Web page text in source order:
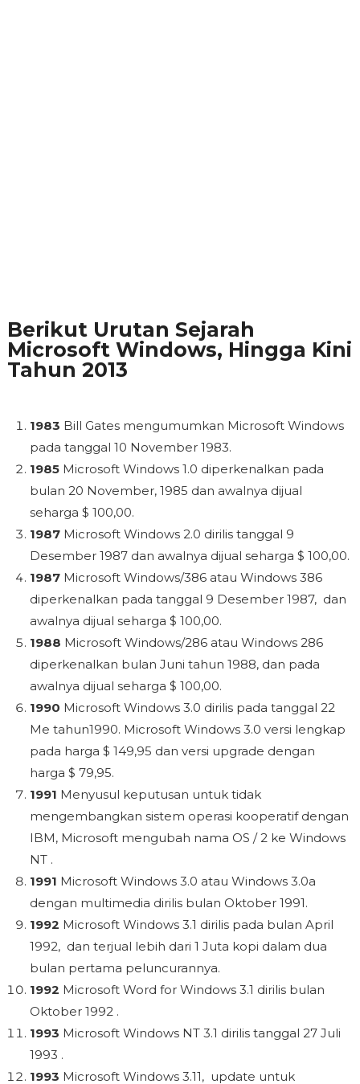
Berikut Urutan Sejarah
Microsoft Windows, Hingga Kini
Tahun 2013
1983 Bill Gates mengumumkan Microsoft Windows
pada tanggal 10 November 1983.
1985 Microsoft Windows 1.0 diperkenalkan pada
bulan 20 November, 1985 dan awalnya dijual
seharga $ 100,00.
1987 Microsoft Windows 2.0 dirilis tanggal 9
Desember 1987 dan awalnya dijual seharga $ 100,00.
1987 Microsoft Windows/386 atau Windows 386
diperkenalkan pada tanggal 9 Desember 1987, dan
awalnya dijual seharga $ 100,00.
1988 Microsoft Windows/286 atau Windows 286
diperkenalkan bulan Juni tahun 1988, dan pada
awalnya dijual seharga $ 100,00.
1990 Microsoft Windows 3.0 dirilis pada tanggal 22
Me tahun1990. Microsoft Windows 3.0 versi lengkap
pada harga $ 149,95 dan versi upgrade dengan
harga $ 79,95.
1991 Menyusul keputusan untuk tidak
mengembangkan sistem operasi kooperatif dengan
IBM, Microsoft mengubah nama OS / 2 ke Windows
NT .
1991 Microsoft Windows 3.0 atau Windows 3.0a
dengan multimedia dirilis bulan Oktober 1991.
1992 Microsoft Windows 3.1 dirilis pada bulan April
1992, dan terjual lebih dari 1 Juta kopi dalam dua
bulan pertama peluncurannya.
1992 Microsoft Word for Windows 3.1 dirilis bulan
Oktober 1992 .
1993 Microsoft Windows NT 3.1 dirilis tanggal 27 Juli
1993 .
1993 Microsoft Windows 3.11, update untuk